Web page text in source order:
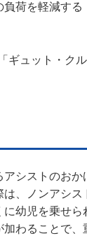
荷を軽減す
ギュット・ク
シストのお
、ノンアシ
幼児を乗せ
わることで、